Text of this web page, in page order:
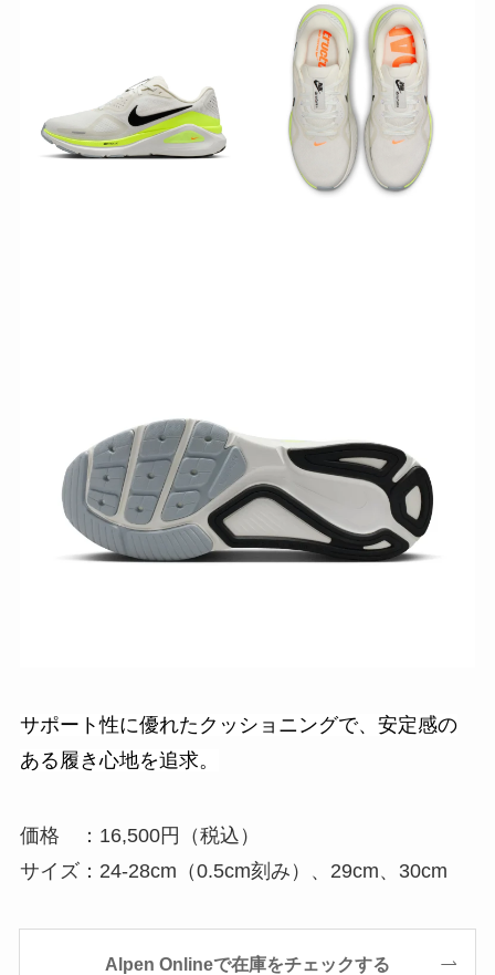
サポート性に優れたクッショニングで、安定感の
ある履き心地を追求。
価格 ：16,500円（税込）
サイズ：24-28cm（0.5cm刻み）、29cm、30cm
Alpen Onlineで在庫をチェックする